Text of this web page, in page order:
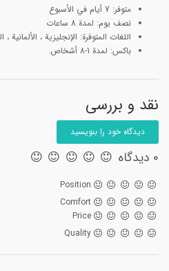
متوفر: 7 أيام في الأسبوع
نصف يوم: لمدة 8 ساعات
اللغات المتوفرة: الإنجليزية ، الألمانية
باكس: لمدة 1-8 أشخاص.
نقد و بررسی
دیدگاه خود را بنویسید
0 دیدگاه
Position
Comfort
Price
Quality